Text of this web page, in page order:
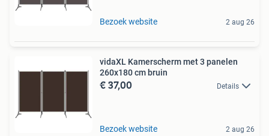
Bezoek website 2 aug 26
vidaXL Kamerscherm met 3 panelen
260x180 cm bruin
€ 37,00 Details
Bezoek website 2 aug 26